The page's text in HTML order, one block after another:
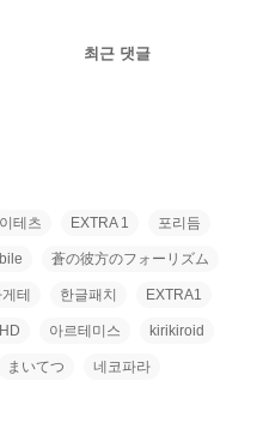
최근 댓글
테츠 EXTRA 1 포리듬
蒼の彼方のフォーリズム
테 한글패치 EXTRA1
HD 아르테미스 kirikiroid
まいてつ 네코파라